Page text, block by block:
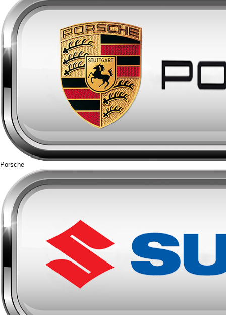
Porsche